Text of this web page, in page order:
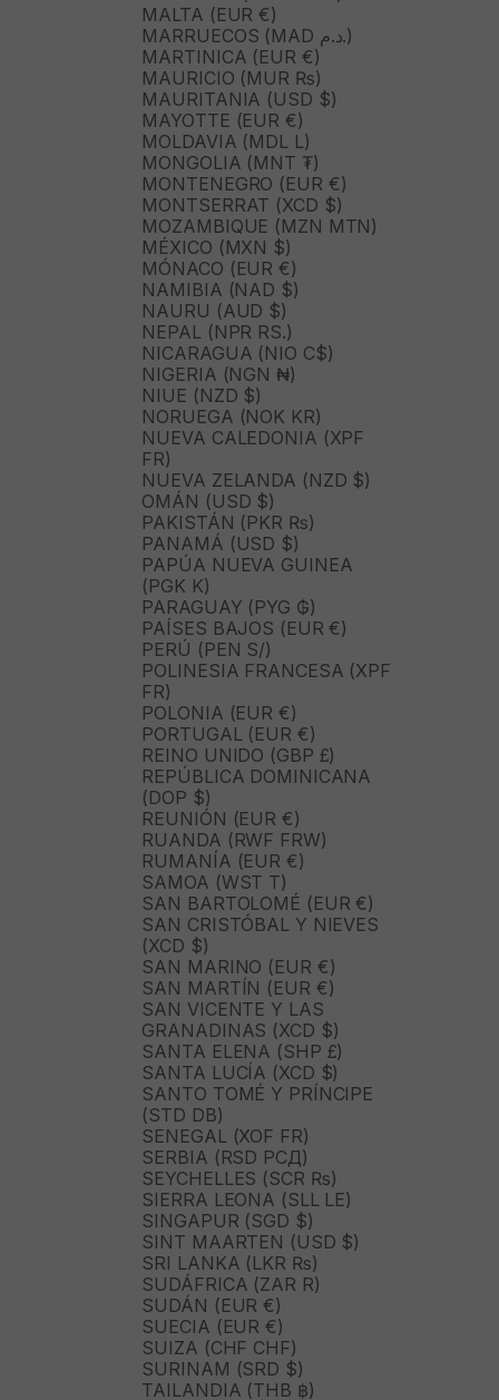
MALTA (EUR €)
MARRUECOS (MAD د.م.)
MARTINICA (EUR €)
MAURICIO (MUR ₨)
MAURITANIA (USD $)
MAYOTTE (EUR €)
MOLDAVIA (MDL L)
MONGOLIA (MNT ₮)
MONTENEGRO (EUR €)
MONTSERRAT (XCD $)
MOZAMBIQUE (MZN MTN)
MÉXICO (MXN $)
MÓNACO (EUR €)
NAMIBIA (NAD $)
NAURU (AUD $)
NEPAL (NPR RS.)
NICARAGUA (NIO C$)
NIGERIA (NGN ₦)
NIUE (NZD $)
NORUEGA (NOK KR)
NUEVA CALEDONIA (XPF
FR)
NUEVA ZELANDA (NZD $)
OMÁN (USD $)
PAKISTÁN (PKR ₨)
PANAMÁ (USD $)
PAPÚA NUEVA GUINEA
(PGK K)
PARAGUAY (PYG ₲)
PAÍSES BAJOS (EUR €)
PERÚ (PEN S/)
POLINESIA FRANCESA (XPF
FR)
POLONIA (EUR €)
PORTUGAL (EUR €)
REINO UNIDO (GBP £)
REPÚBLICA DOMINICANA
(DOP $)
REUNIÓN (EUR €)
RUANDA (RWF FRW)
RUMANÍA (EUR €)
SAMOA (WST T)
SAN BARTOLOMÉ (EUR €)
SAN CRISTÓBAL Y NIEVES
(XCD $)
SAN MARINO (EUR €)
SAN MARTÍN (EUR €)
SAN VICENTE Y LAS
GRANADINAS (XCD $)
SANTA ELENA (SHP £)
SANTA LUCÍA (XCD $)
SANTO TOMÉ Y PRÍNCIPE
(STD DB)
SENEGAL (XOF FR)
SERBIA (RSD РСД)
SEYCHELLES (SCR ₨)
SIERRA LEONA (SLL LE)
SINGAPUR (SGD $)
SINT MAARTEN (USD $)
SRI LANKA (LKR ₨)
SUDÁFRICA (ZAR R)
SUDÁN (EUR €)
SUECIA (EUR €)
SUIZA (CHF CHF)
SURINAM (SRD $)
TAILANDIA (THB ฿)